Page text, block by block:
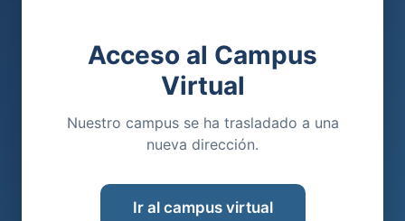
Acceso al Campus
Virtual
Nuestro campus se ha trasladado a una
nueva dirección.
Ir al campus virtual